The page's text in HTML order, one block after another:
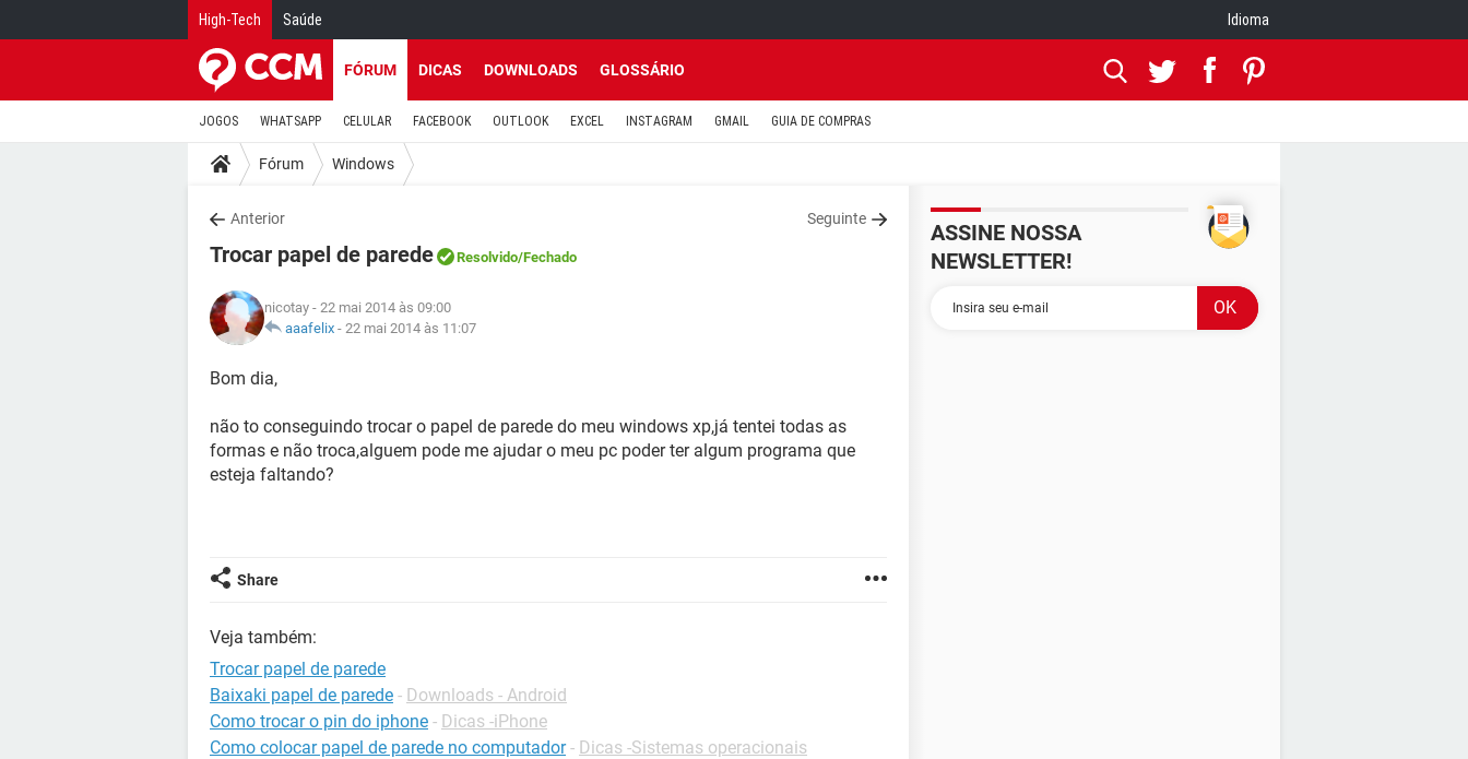
High-Tech Saúde Idioma
FÓRUM DICAS DOWNLOADS GLOSSÁRIO
JOGOS WHATSAPP CELULAR FACEBOOK OUTLOOK EXCEL INSTAGRAM GMAIL GUIA DE COMPRAS
Fórum Windows
Anterior Seguinte
Trocar papel de parede Resolvido/Fechado
nicotay - 22 mai 2014 às 09:00
aaafelix - 22 mai 2014 às 11:07
Bom dia,
não to conseguindo trocar o papel de parede do meu windows xp,já tentei todas as
formas e não troca,alguem pode me ajudar o meu pc poder ter algum programa que
esteja faltando?
Share
Veja também:
Trocar papel de parede
Baixaki papel de parede - Downloads - Android
Como trocar o pin do iphone - Dicas -iPhone
Como colocar papel de parede no computador - Dicas -Sistemas operacionais
ASSINE NOSSA
NEWSLETTER!